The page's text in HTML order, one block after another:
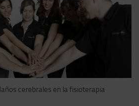
cerebrales en la fisioterapia